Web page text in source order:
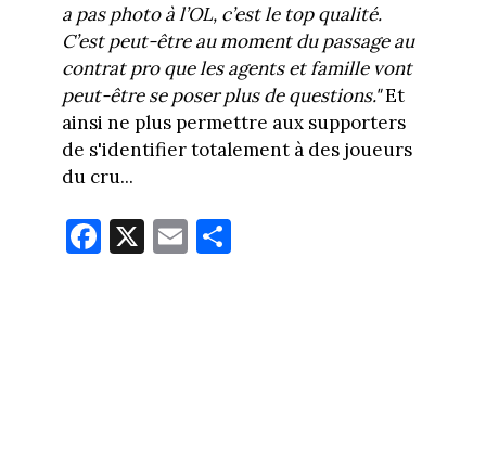
a pas photo à l’OL, c’est le top qualité.
C’est peut-être au moment du passage au
contrat pro que les agents et famille vont
peut-être se poser plus de questions."Et
ainsi ne plus permettre aux supporters
de s'identifier totalement à des joueurs
du cru...
Fa
ce
X E
m
Pa